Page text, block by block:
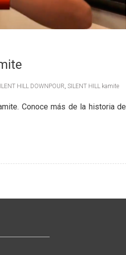
HILL DOWNPOUR, SILENT HILL kamite
Conoce más de la historia de